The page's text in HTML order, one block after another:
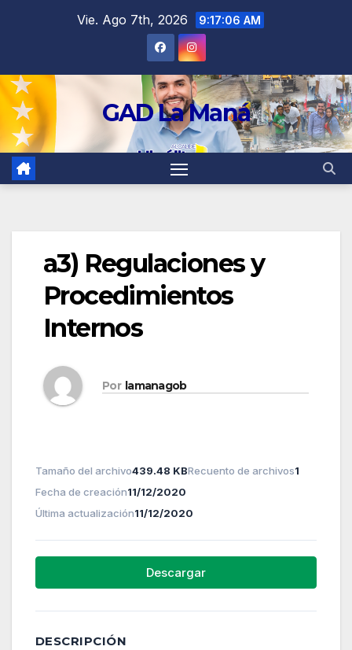
Vie. Ago 7th, 2026 9:17:07 AM
GAD La Maná
a3) Regulaciones y
Procedimientos
Internos
Por lamanagob
Tamaño del archivo439.48 KBRecuento de archivos1
Fecha de creación11/12/2020
Última actualización11/12/2020
Descargar
DESCRIPCIÓN